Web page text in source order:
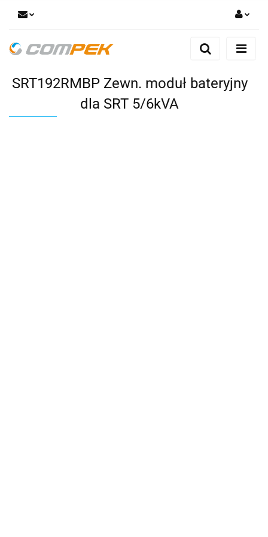
Zaloguj się
Dodaj zgłoszenie
SRT192RMBP Zewn. moduł bateryjny
dla SRT 5/6kVA